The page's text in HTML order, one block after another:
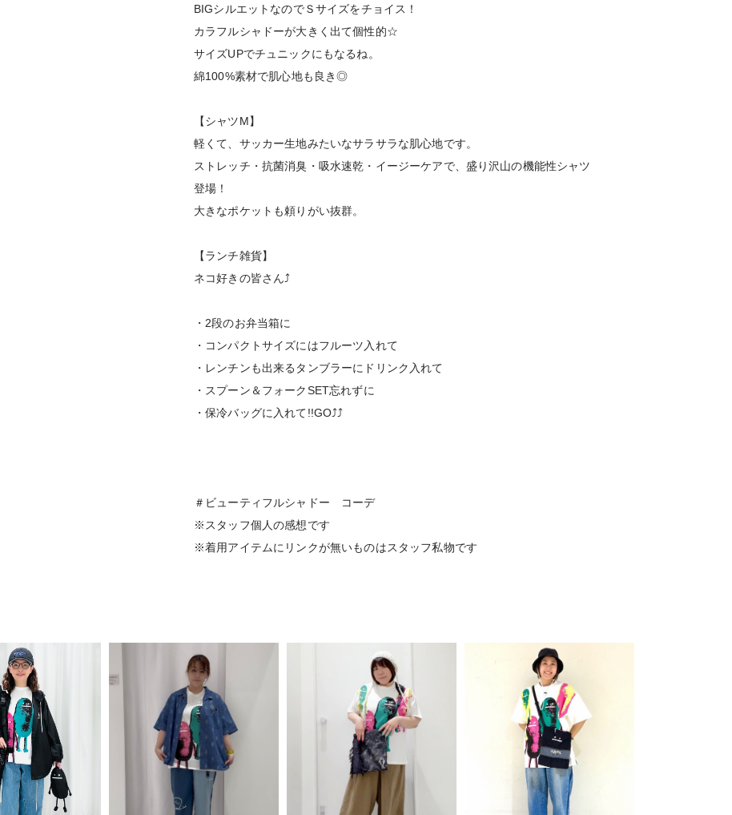
BIGシルエットなのでＳサイズをチョイス！
カラフルシャドーが大きく出て個性的☆
サイズUPでチュニックにもなるね。
綿100%素材で肌心地も良き◎
【シャツМ】
軽くて、サッカー生地みたいなサラサラな肌心地です。
ストレッチ・抗菌消臭・吸水速乾・イージーケアで、盛り沢山の機能性シャツ
登場！
大きなポケットも頼りがい抜群。
【ランチ雑貨】
ネコ好きの皆さん⤴
・2段のお弁当箱に
・コンパクトサイズにはフルーツ入れて
・レンチンも出来るタンブラーにドリンク入れて
・スプーン＆フォークSET忘れずに
・保冷バッグに入れて!!GO⤴⤴
＃ビューティフルシャドー コーデ
※スタッフ個人の感想です
※着用アイテムにリンクが無いものはスタッフ私物です